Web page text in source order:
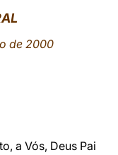
de 2000
a Vós, Deus Pai